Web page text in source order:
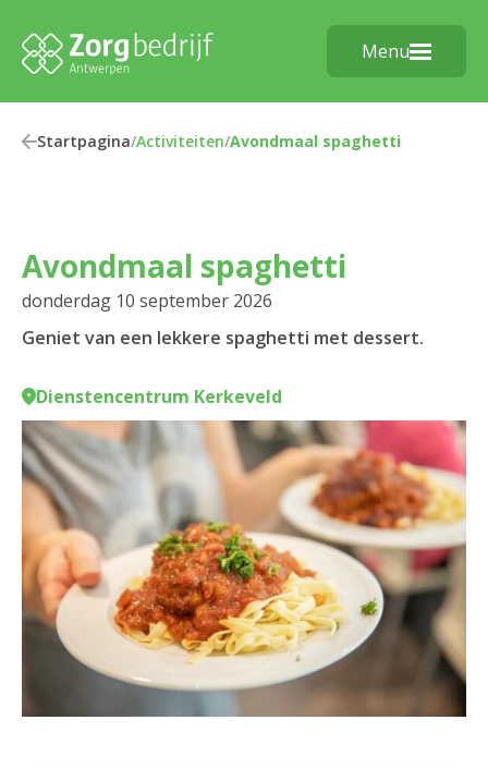
Menu
Startpagina/Activiteiten/Avondmaal spaghetti
Avondmaal spaghetti
donderdag 10 september 2026
Geniet van een lekkere spaghetti met dessert.
Dienstencentrum Kerkeveld